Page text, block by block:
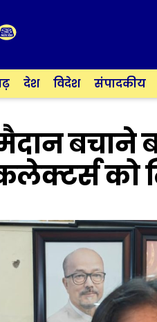
देश विदेश संपादकीय
बचाने
को